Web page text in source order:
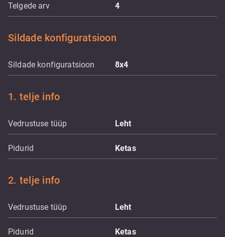
Telgede arv 4
Sildade konfiguratsioon
Sildade konfiguratsioon 8x4
1. telje info
Vedrustuse tüüp Leht
Pidurid Ketas
2. telje info
Vedrustuse tüüp Leht
Pidurid Ketas